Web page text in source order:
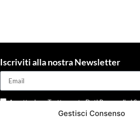
Gestisci Consenso
Iscriviti alla nostra Newsletter
Accettazione Trattamento Dati Personali ai
Gdpr 679/2016 e della normativa applicabile